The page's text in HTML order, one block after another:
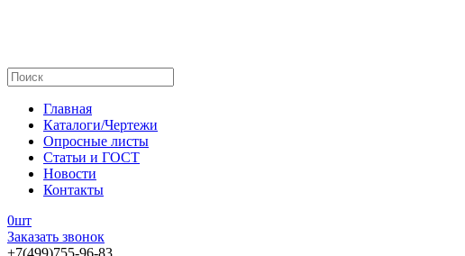
Главная
Каталоги/Чертежи
Опросные листы
Статьи и ГОСТ
Новости
Контакты
0шт
Заказать звонок
+7(499)755-96-83